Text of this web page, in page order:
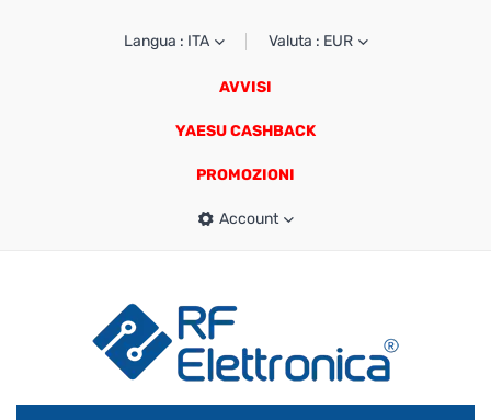
Langua : ITA Valuta : EUR
AVVISI
YAESU CASHBACK
PROMOZIONI
Account